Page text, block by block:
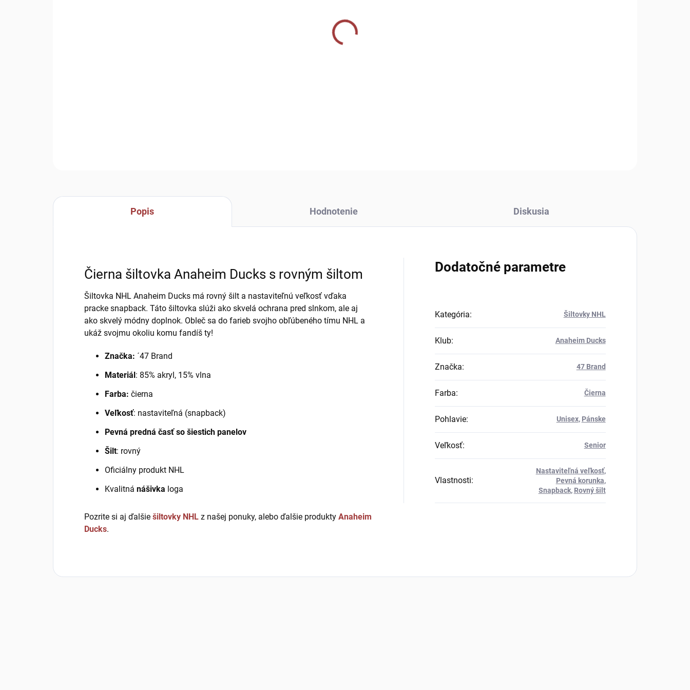
Popis Hodnotenie Diskusia
Čierna šiltovka Anaheim Ducks s rovným šiltom
Šiltovka NHL Anaheim Ducks má rovný šilt a nastaviteľnú veľkosť vďaka
pracke snapback. Táto šiltovka slúži ako skvelá ochrana pred slnkom, ale aj
ako skvelý módny doplnok. Obleč sa do farieb svojho obľúbeného tímu NHL a
ukáž svojmu okoliu komu fandíš ty!
Značka: ´47 Brand
Materiál: 85% akryl, 15% vlna
Farba: čierna
Veľkosť: nastaviteľná (snapback)
Pevná predná časť so šiestich panelov
Šilt: rovný
Oficiálny produkt NHL
Kvalitná nášivka loga
Pozrite si aj ďalšie šiltovky NHL z našej ponuky, alebo ďalšie produkty Anaheim
Ducks.
Dodatočné parametre
Kategória: Šiltovky NHL
Klub: Anaheim Ducks
Značka: 47 Brand
Farba: Čierna
Pohlavie: Unisex, Pánske
Veľkosť: Senior
Vlastnosti:
Nastaviteľná veľkosť,
Pevná korunka,
Snapback, Rovný šilt